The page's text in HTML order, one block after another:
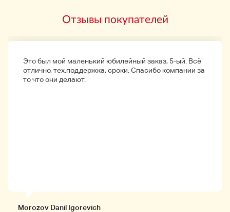
Отзывы покупателей
Это был мой маленький юбилейный заказ, 5-ый. Всё
отлично, тех.поддержка, сроки. Спасибо компании за
то что они делают.
Morozov Danil Igorevich